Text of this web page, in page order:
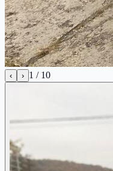
‹ › 1 / 10